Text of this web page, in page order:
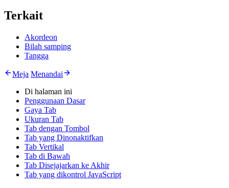
Terkait
Akordeon
Bilah samping
Tangga
Meja Menandai
Di halaman ini
Penggunaan Dasar
Gaya Tab
Ukuran Tab
Tab dengan Tombol
Tab yang Dinonaktifkan
Tab Vertikal
Tab di Bawah
Tab Disejajarkan ke Akhir
Tab yang dikontrol JavaScript